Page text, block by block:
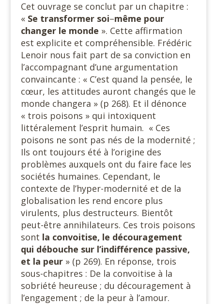
Cet ouvrage se conclut par un chapitre :
« Se transformer soi–même pour
changer le monde ». Cette affirmation
est explicite et compréhensible. Frédéric
Lenoir nous fait part de sa conviction en
l’accompagnant d’une argumentation
convaincante : « C’est quand la pensée, le
cœur, les attitudes auront changés que le
monde changera » (p 268). Et il dénonce
« trois poisons » qui intoxiquent
littéralement l’esprit humain. « Ces
poisons ne sont pas nés de la modernité ;
Ils ont toujours été à l’origine des
problèmes auxquels ont du faire face les
sociétés humaines. Cependant, le
contexte de l’hyper-modernité et de la
globalisation les rend encore plus
virulents, plus destructeurs. Bientôt
peut-être annihilateurs. Ces trois poisons
sont la convoitise, le découragement
qui débouche sur l’indifférence passive,
et la peur » (p 269). En réponse, trois
sous-chapitres : De la convoitise à la
sobriété heureuse ; du découragement à
l’engagement ; de la peur à l’amour.